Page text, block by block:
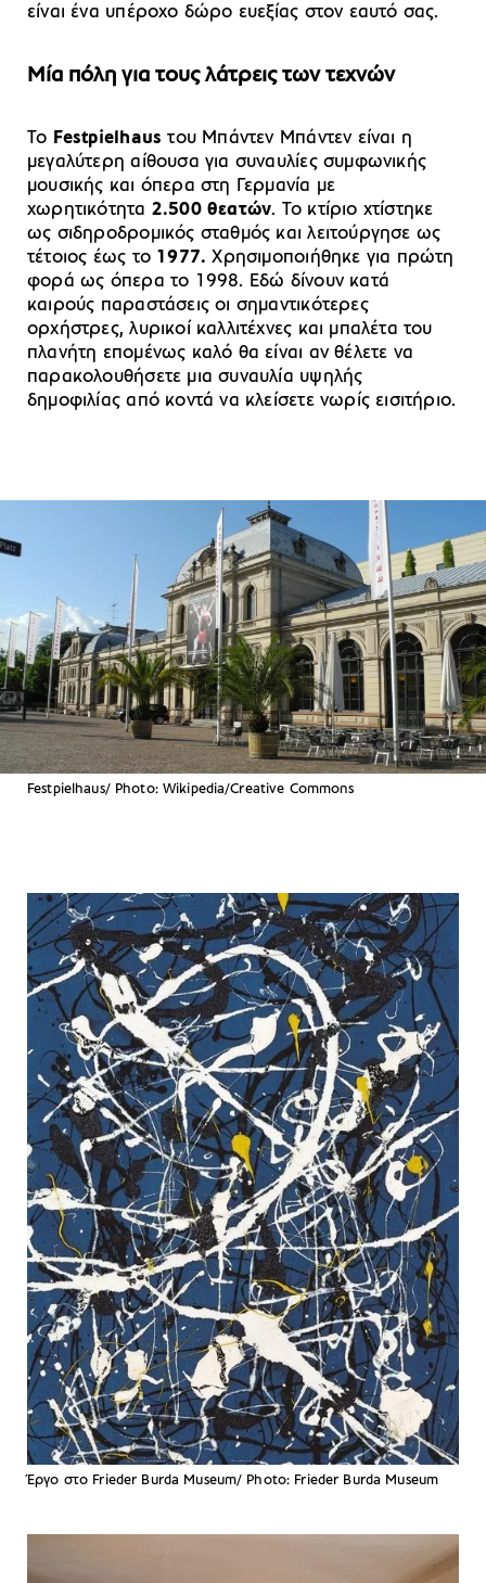
είναι ένα υπέροχο δώρο ευεξίας στον εαυτό σας.
Mία πόλη για τους λάτρεις των τεχνών
Το Festpielhaus του Μπάντεν Μπάντεν είναι η
μεγαλύτερη αίθουσα για συναυλίες συμφωνικής
μουσικής και όπερα στη Γερμανία με
χωρητικότητα 2.500 θεατών. Το κτίριο χτίστηκε
ως σιδηροδρομικός σταθμός και λειτούργησε ως
τέτοιος έως το 1977. Χρησιμοποιήθηκε για πρώτη
φορά ως όπερα το 1998. Εδώ δίνουν κατά
καιρούς παραστάσεις οι σημαντικότερες
ορχήστρες, λυρικοί καλλιτέχνες και μπαλέτα του
πλανήτη επομένως καλό θα είναι αν θέλετε να
παρακολουθήσετε μια συναυλία υψηλής
δημοφιλίας από κοντά να κλείσετε νωρίς εισιτήριο.
Festpielhaus/ Photo: Wikipedia/Creative Commons
Έργο στο Frieder Burda Museum/ Photo: Frieder Burda Museum